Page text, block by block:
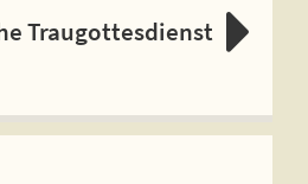
Traugottesdienst